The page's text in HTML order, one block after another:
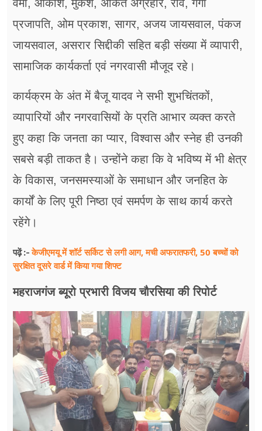
वर्मा, आकाश, मुकेश, अंकित अग्रहरि, रवि, गंगा
प्रजापति, ओम प्रकाश, सागर, अजय जायसवाल, पंकज
जायसवाल, असरार सिद्दीकी सहित बड़ी संख्या में व्यापारी,
सामाजिक कार्यकर्ता एवं नगरवासी मौजूद रहे।
कार्यक्रम के अंत में बैजू यादव ने सभी शुभचिंतकों,
व्यापारियों और नगरवासियों के प्रति आभार व्यक्त करते
हुए कहा कि जनता का प्यार, विश्वास और स्नेह ही उनकी
सबसे बड़ी ताकत है। उन्होंने कहा कि वे भविष्य में भी क्षेत्र
के विकास, जनसमस्याओं के समाधान और जनहित के
कार्यों के लिए पूरी निष्ठा एवं समर्पण के साथ कार्य करते
रहेंगे।
पढ़ें :-केजीएमयू में शॉर्ट सर्किट से लगी आग, मची अफरातफरी, 50 बच्चों को
सुरक्षित दूसरे वार्ड में किया गया शिफ्ट
महराजगंज ब्यूरो प्रभारी विजय चौरसिया की रिपोर्ट